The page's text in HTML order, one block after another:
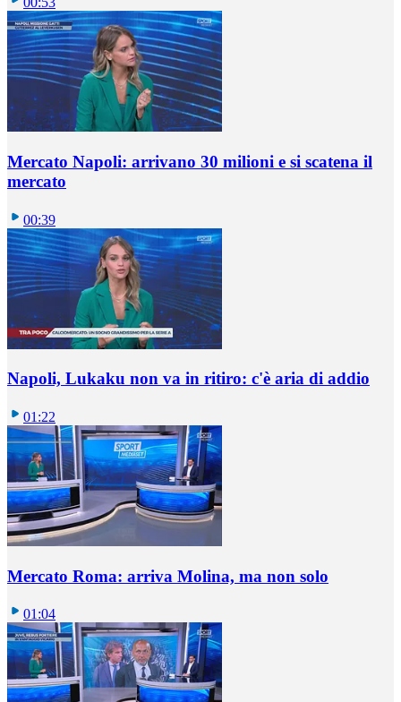
Mercato Napoli: arrivano 30 milioni e si scatena il
mercato
00:39
Napoli, Lukaku non va in ritiro: c'è aria di addio
01:22
Mercato Roma: arriva Molina, ma non solo
01:04